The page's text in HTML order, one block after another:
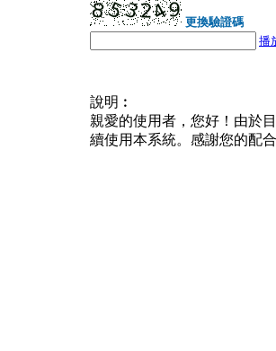
更換驗證碼
播
說明︰
親愛的使用者，您好！由於
續使用本系統。感謝您的配合